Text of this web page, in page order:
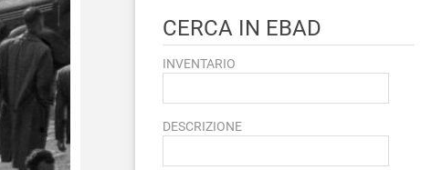
CERCA IN EBAD
INVENTARIO
DESCRIZIONE